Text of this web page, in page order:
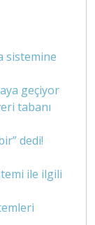
sistemine
geçiyor
tabanı
dedi!
ile ilgili